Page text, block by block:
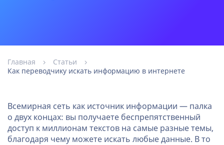
Главная
Статьи
Как переводчику искать информацию в интернете
Всемирная сеть как источник информации — палка
о двух концах: вы получаете беспрепятственный
доступ к миллионам текстов на самые разные темы,
благодаря чему можете искать любые данные. В то